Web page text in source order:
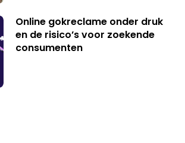
Online gokreclame onder druk
en de risico’s voor zoekende
consumenten